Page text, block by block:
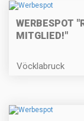
WERBESPOT
MITGLIED!"
Vöcklabruck